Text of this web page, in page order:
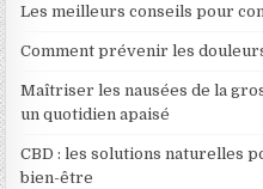
Les meilleurs conseils pour
Comment prévenir les
Maîtriser les nausées de la
un quotidien apaisé
CBD : les solutions naturelles
bien-être